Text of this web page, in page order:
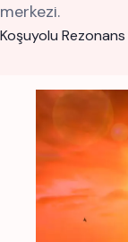
merkezi.
Koşuyolu Rezonans